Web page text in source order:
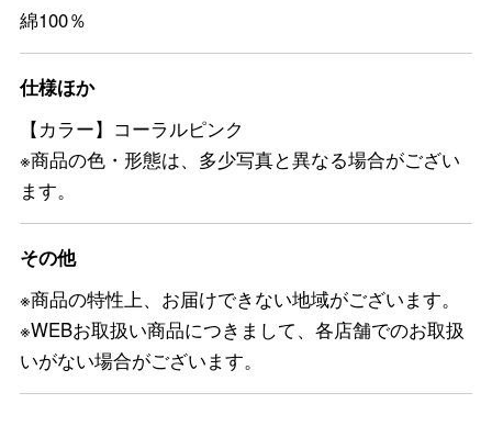
綿100％
仕様ほか
【カラー】コーラルピンク
※商品の色・形態は、多少写真と異なる場合がござい
ます。
その他
※商品の特性上、お届けできない地域がございます。
※WEBお取扱い商品につきまして、各店舗でのお取扱
いがない場合がございます。